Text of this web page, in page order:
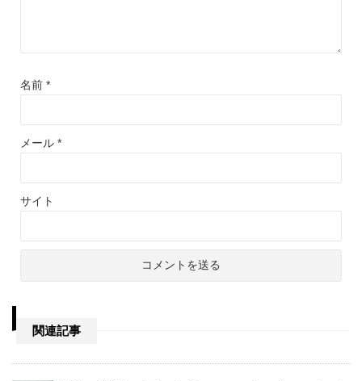
名前 *
メール *
サイト
関連記事